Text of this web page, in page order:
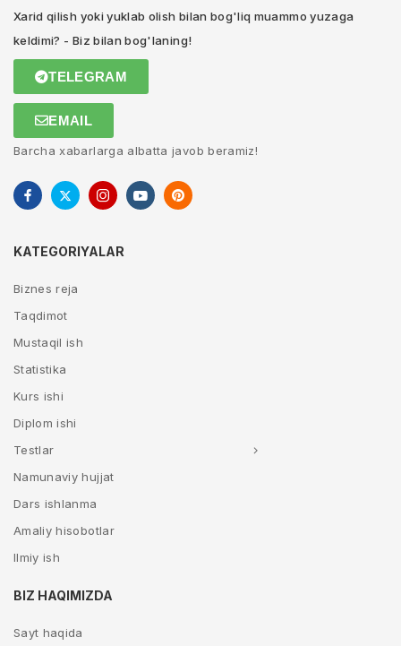
Xarid qilish yoki yuklab olish bilan bog'liq muammo yuzaga
keldimi? - Biz bilan bog'laning!
TELEGRAM
EMAIL
Barcha xabarlarga albatta javob beramiz!
KATEGORIYALAR
Biznes reja
Taqdimot
Mustaqil ish
Statistika
Kurs ishi
Diplom ishi
Testlar
Namunaviy hujjat
Dars ishlanma
Amaliy hisobotlar
Ilmiy ish
BIZ HAQIMIZDA
Sayt haqida